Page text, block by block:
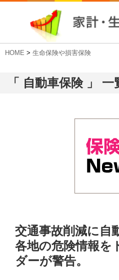
HOME > 生命保険や損害保険
「 自動車保険 」 一
交通事故削減に自
各地の危険情報を
ダーが警告。